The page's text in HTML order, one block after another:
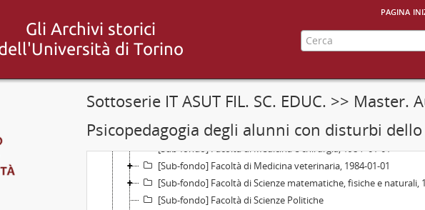
pagina
Sottoserie IT ASUT FIL. SC. EDUC. >>
Psicopedagogia degli alunni con disturbi
[Fondo] Università degli Studi di Torino (1984-), 1984-01-01 -
[Sub-fondo] Organi di governo
[Sub-fondo] Facoltà di Farmacia, 1984-01-01
[Sub-fondo] Facoltà di Giurisprudenza
[Sub-fondo] Facoltà di Magistero
[Sub-fondo] Facoltà di Medicina e chirurgia, 1984 -01-01
[Sub-fondo] Facoltà di Medicina veterinaria, 1984-01-01
[Sub-fondo] Facoltà di Scienze matematiche, fisiche e naturali,
[Sub-fondo] Facoltà di Scienze Politiche